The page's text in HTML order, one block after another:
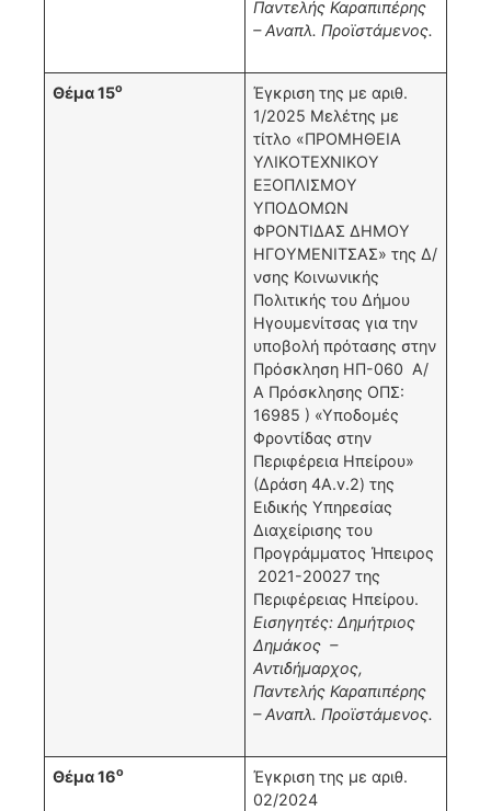
Παντελής Καραπιπέρης
– Αναπλ. Προϊστάμενος.
Θέμα 15ο
Έγκριση της με αριθ.
1/2025 Μελέτης με
τίτλο «ΠΡΟΜΗΘΕΙΑ
ΥΛΙΚΟΤΕΧΝΙΚΟΥ
ΕΞΟΠΛΙΣΜΟΥ
ΥΠΟΔΟΜΩΝ
ΦΡΟΝΤΙΔΑΣ ΔΗΜΟΥ
ΗΓΟΥΜΕΝΙΤΣΑΣ» της Δ/
νσης Κοινωνικής
Πολιτικής του Δήμου
Ηγουμενίτσας για την
υποβολή πρότασης στην
Πρόσκληση ΗΠ-060 Α/
Α Πρόσκλησης ΟΠΣ:
16985 ) «Υποδομές
Φροντίδας στην
Περιφέρεια Ηπείρου»
(Δράση 4Α.v.2) της
Ειδικής Υπηρεσίας
Διαχείρισης του
Προγράμματος Ήπειρος
2021-20027 της
Περιφέρειας Ηπείρου.
Εισηγητές: Δημήτριος
Δημάκος –
Αντιδήμαρχος,
Παντελής Καραπιπέρης
– Αναπλ. Προϊστάμενος.
Θέμα 16ο
Έγκριση της με αριθ.
02/2024